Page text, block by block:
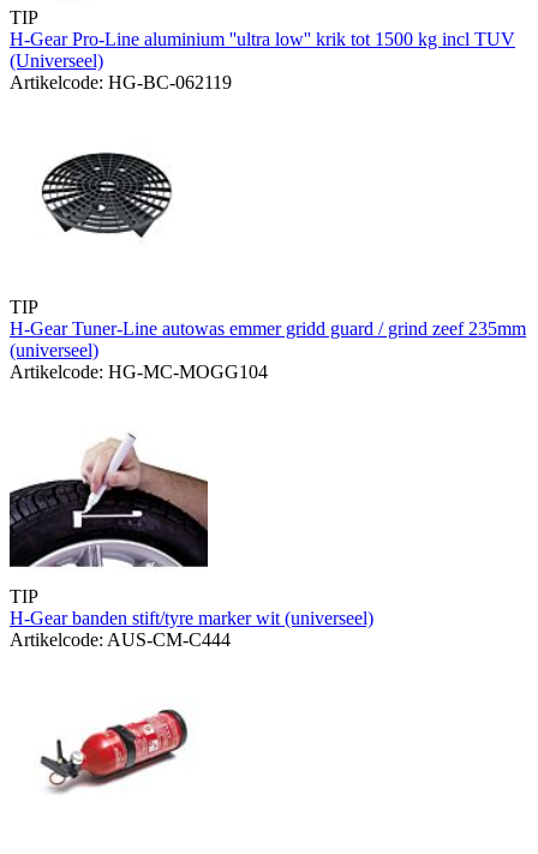
TIP
H-Gear Pro-Line aluminium ''ultra low'' krik tot 1500 kg incl TUV
(Universeel)
Artikelcode: HG-BC-062119
TIP
H-Gear Tuner-Line autowas emmer gridd guard / grind zeef 235mm
(universeel)
Artikelcode: HG-MC-MOGG104
TIP
H-Gear banden stift/tyre marker wit (universeel)
Artikelcode: AUS-CM-C444